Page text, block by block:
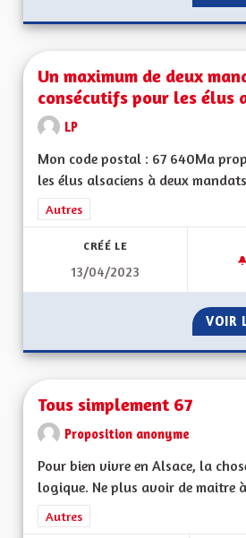
Un maximum de deux
consécutifs pour les élus
LP
Mon code postal : 67 640Ma
les élus alsaciens à deux
Filtrer les résultats de la catégorie :
Autres
CRÉÉ LE
13/04/2023
VOIR
Tous simplement 67
Proposition anonyme
Pour bien vivre en Alsace, la
logique. Ne plus avoir de maitre
Filtrer les résultats de la catégorie :
Autres